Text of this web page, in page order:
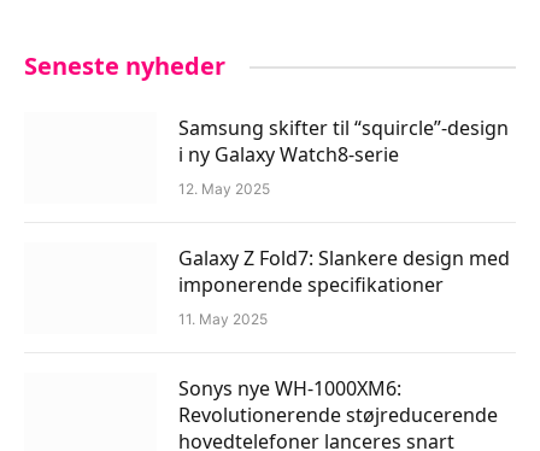
Seneste nyheder
Samsung skifter til “squircle”-design
i ny Galaxy Watch8-serie
12. May 2025
Galaxy Z Fold7: Slankere design med
imponerende specifikationer
11. May 2025
Sonys nye WH-1000XM6:
Revolutionerende støjreducerende
hovedtelefoner lanceres snart